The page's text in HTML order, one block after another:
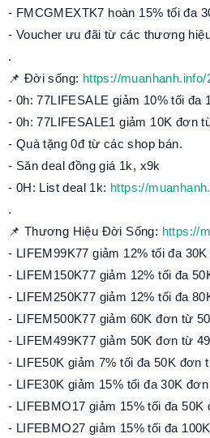
- FMCGMEXTK7 hoàn 15% tối đa
- Voucher ưu đãi từ các thương
.
📌 Đời sống: https://muanhanh.info/
- 0h: 77LIFESALE giảm 10% tối đa
- 0h: 77LIFESALE1 giảm 10K đơn
- Quà tặng 0đ từ các shop bán.
- Săn deal đồng giá 1k, x9k
- 0H: List deal 1k: https://
.
📌 Thương Hiệu Đời Sống: https://
- LIFEM99K77 giảm 12% tối đa
- LIFEM150K77 giảm 12% tối đa
- LIFEM250K77 giảm 12% tối đa
- LIFEM500K77 giảm 60K đơn từ
- LIFEM499K77 giảm 50K đơn từ
- LIFE50K giảm 7% tối đa 50K đơn
- LIFE30K giảm 15% tối đa 30K
- LIFEBMO17 giảm 15% tối đa 50K
- LIFEBMO27 giảm 15% tối đa